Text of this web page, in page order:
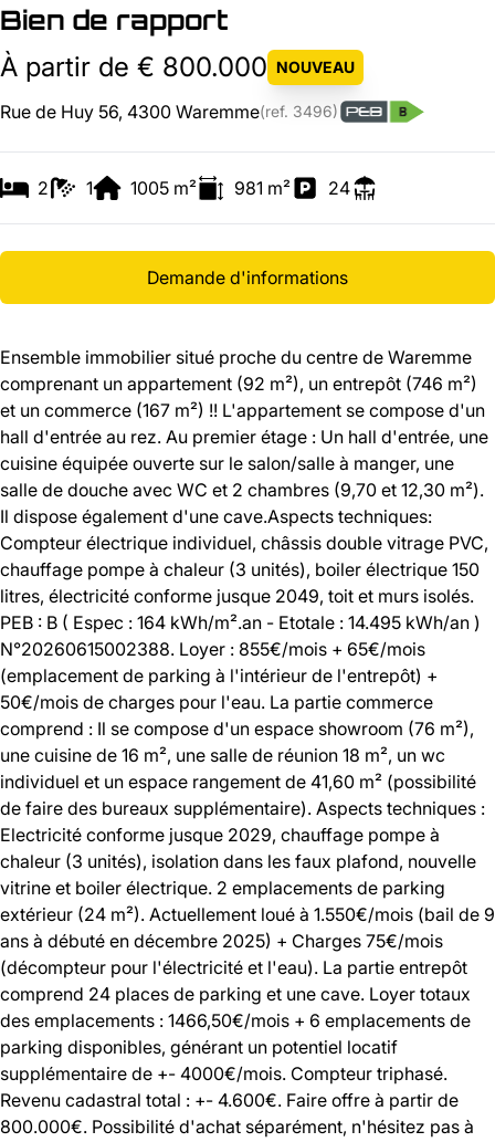
Bien de rapport
À partir de € 800.000 NOUVEAU
Rue de Huy 56, 4300 Waremme(ref. 3496)
2 1 1005 m² 981 m² 24
Demande d'informations
Ensemble immobilier situé proche du centre de Waremme
comprenant un appartement (92 m²), un entrepôt (746 m²)
et un commerce (167 m²) !! L'appartement se compose d'un
hall d'entrée au rez. Au premier étage : Un hall d'entrée, une
cuisine équipée ouverte sur le salon/salle à manger, une
salle de douche avec WC et 2 chambres (9,70 et 12,30 m²).
Il dispose également d'une cave.Aspects techniques:
Compteur électrique individuel, châssis double vitrage PVC,
chauffage pompe à chaleur (3 unités), boiler électrique 150
litres, électricité conforme jusque 2049, toit et murs isolés.
PEB : B ( Espec : 164 kWh/m².an - Etotale : 14.495 kWh/an )
N°20260615002388. Loyer : 855€/mois + 65€/mois
(emplacement de parking à l'intérieur de l'entrepôt) +
50€/mois de charges pour l'eau. La partie commerce
comprend : Il se compose d'un espace showroom (76 m²),
une cuisine de 16 m², une salle de réunion 18 m², un wc
individuel et un espace rangement de 41,60 m² (possibilité
de faire des bureaux supplémentaire). Aspects techniques :
Electricité conforme jusque 2029, chauffage pompe à
chaleur (3 unités), isolation dans les faux plafond, nouvelle
vitrine et boiler électrique. 2 emplacements de parking
extérieur (24 m²). Actuellement loué à 1.550€/mois (bail de 9
ans à débuté en décembre 2025) + Charges 75€/mois
(décompteur pour l'électricité et l'eau). La partie entrepôt
comprend 24 places de parking et une cave. Loyer totaux
des emplacements : 1466,50€/mois + 6 emplacements de
parking disponibles, générant un potentiel locatif
supplémentaire de +- 4000€/mois. Compteur triphasé.
Revenu cadastral total : +- 4.600€. Faire offre à partir de
800.000€. Possibilité d'achat séparément, n'hésitez pas à